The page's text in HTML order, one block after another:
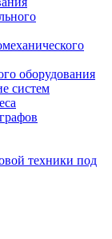
оборудования
систем
техники под